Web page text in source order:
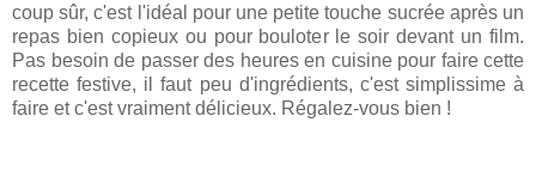
coup sûr, c'est l'idéal pour une petite touche sucrée après un
repas bien copieux ou pour bouloter le soir devant un film.
Pas besoin de passer des heures en cuisine pour faire cette
recette festive, il faut peu d'ingrédients, c'est simplissime à
faire et c'est vraiment délicieux. Régalez-vous bien !